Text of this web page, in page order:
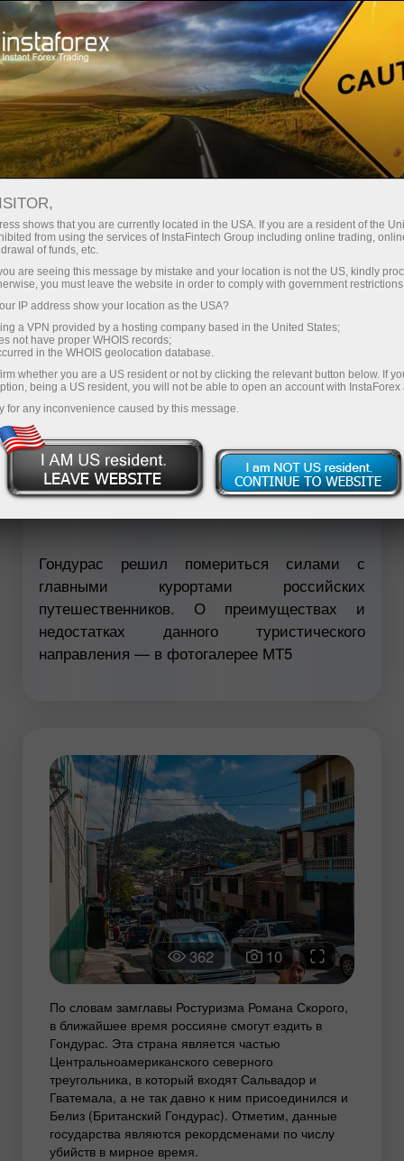
Трейдерлар учун
Форекс аналитика
Фотоянгиликлар
19:51 2016-03-29
ГОНДУРАС ЗАМЕНИТ
ПУТЕШЕСТВЕННИКАМ ТУРЦИЮ И
ЕГИПЕТ?
Савдо ҳисоб-варағини очиш
Демо-ҳисоб-варағини очиш
Гондурас решил помериться силами с
главными курортами российских
путешественников. О преимуществах и
недостатках данного туристического
направления — в фотогалерее МТ5
362 10
По словам замглавы Ростуризма Романа Скорого,
в ближайшее время россияне смогут ездить в
Гондурас. Эта страна является частью
Центральноамериканского северного
треугольника, в который входят Сальвадор и
Гватемала, а не так давно к ним присоединился и
Белиз (Британский Гондурас). Отметим, данные
государства являются рекордсменами по числу
убийств в мирное время.
shows that you are currently located in the USA. If you are a resident of the
from using the services of InstaFintech Group including online trading,
of funds, etc.
are seeing this message by mistake and your location is not the US, kindly
you must leave the website in order to comply with government
IP address show your location as the USA?
a VPN provided by a hosting company based in the United States;
not have proper WHOIS records;
in the WHOIS geolocation database.
whether you are a US resident or not by clicking the relevant button below. If
being a US resident, you will not be able to open an account with InstaForex
for any inconvenience caused by this message.